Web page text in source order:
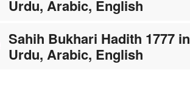
Urdu, Arabic, English
Sahih Bukhari Hadith 1777 in
Urdu, Arabic, English